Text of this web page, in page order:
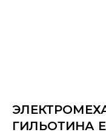
ГИЛЬОТИНА